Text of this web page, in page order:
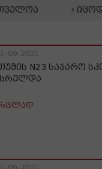
09-2021
N23 საჯარო